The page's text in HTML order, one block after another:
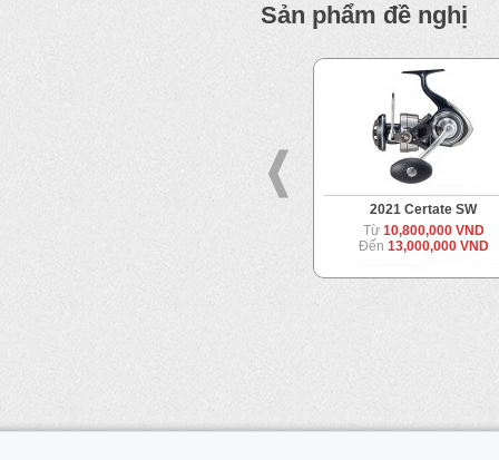
Sản phẩm đề nghị
2021 Certate SW
Từ 10,800,000 VND
Đến 13,000,000 VND